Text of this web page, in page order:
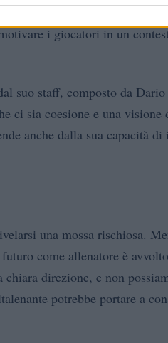
battaglia. Ecco il nodo
i giocatori in un
suo staff, composto da
ci sia coesione e una visione
anche dalla sua capacità di
una mossa rischiosa.
come allenatore è avvolto
direzione, e non
potrebbe portare a